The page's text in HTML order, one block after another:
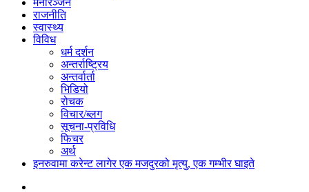
मनोरञ्जन
राजनीति
स्वास्थ्य
विविध
धर्म दर्शन
अन्तर्राष्ट्रिय
अन्तर्वार्ता
भिडियो
रोचक
विचार/ब्लग
सूचना-प्रविधि
फिचर
अर्थ
इनरुवामा करेन्ट लागेर एक मजदुरको मृत्यु, एक गम्भीर घाइते